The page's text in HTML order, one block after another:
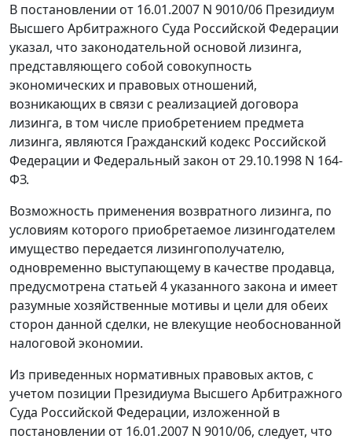
В постановлении от 16.01.2007 N 9010/06 Президиум
Высшего Арбитражного Суда Российской Федерации
указал, что законодательной основой лизинга,
представляющего собой совокупность
экономических и правовых отношений,
возникающих в связи с реализацией договора
лизинга, в том числе приобретением предмета
лизинга, являются Гражданский кодекс Российской
Федерации и Федеральный закон от 29.10.1998 N 164-
ФЗ.
Возможность применения возвратного лизинга, по
условиям которого приобретаемое лизингодателем
имущество передается лизингополучателю,
одновременно выступающему в качестве продавца,
предусмотрена статьей 4указанного закона и имеет
разумные хозяйственные мотивы и цели для обеих
сторон данной сделки, не влекущие необоснованной
налоговой экономии.
Из приведенных нормативных правовых актов, с
учетом позиции Президиума Высшего Арбитражного
Суда Российской Федерации, изложенной в
постановлении от 16.01.2007 N 9010/06, следует, что